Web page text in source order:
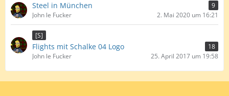
Steel in München
9
John le Fucker
2. Mai 2020 um 16:21
[S]
Flights mit Schalke 04 Logo
18
John le Fucker
25. April 2017 um 19:58